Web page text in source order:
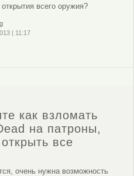
всего оружия?
| 11:17
как взломать
на патроны,
все
очень нужна возможность